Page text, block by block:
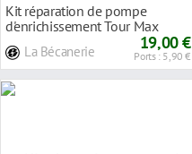
Kit réparation de pompe
d'enrichissement Tour Max
La Bécanerie 19,00 €
Ports : 5,90 €